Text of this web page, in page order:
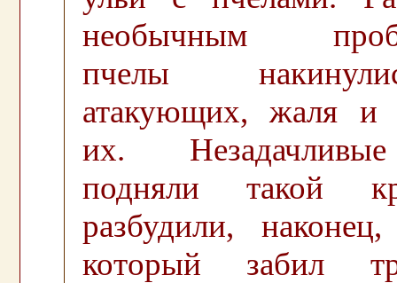
необычным
пчелы
атакующих, жаля и
их.
подняли такой
разбудили, наконец,
который забил